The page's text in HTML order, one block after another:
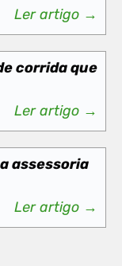
Ler artigo →
corrida que
Ler artigo →
assessoria
Ler artigo →